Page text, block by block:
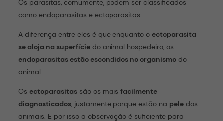
Os parasitas, comumente, podem ser classificados
como endoparasitas e ectoparasitas.
A diferença entre eles é que enquanto o ectoparasita
se aloja na superfície do animal hospedeiro, os
endoparasitas estão escondidos no organismo do
animal.
Os ectoparasitas são os maisfacilmente
diagnosticados, justamente porque estão na pele dos
animais. E por isso a observação é suficiente para